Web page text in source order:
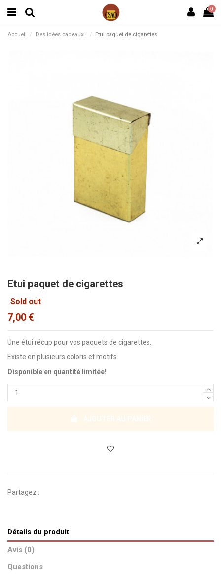
0
Accueil Des idées cadeaux ! Etui paquet de cigarettes
Etui paquet de cigarettes
Sold out
7,00 €
Une étui récup pour vos paquets de cigarettes.
Existe en plusieurs coloris et motifs.
Disponible en quantité limitée!
Partagez :
Détails du produit
Avis (0)
Questions